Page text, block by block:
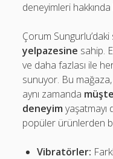
deneyimleri
Çorum
yelpazesine sahip.
ve daha fazlası ile
sunuyor. Bu
aynı zamanda
deneyim yaşatmayı
popüler ürünlerden
Vibratörler: